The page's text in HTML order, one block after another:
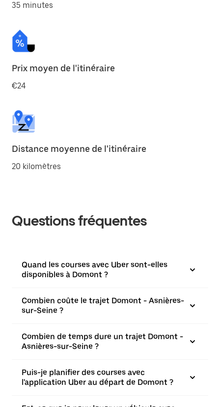
35 minutes
Prix moyen de l'itinéraire
€24
Distance moyenne de l'itinéraire
20 kilomètres
Questions fréquentes
Quand les courses avec Uber sont-elles
disponibles à Domont ?
Combien coûte le trajet Domont - Asnières-
sur-Seine ?
Combien de temps dure un trajet Domont -
Asnières-sur-Seine ?
Puis-je planifier des courses avec
l'application Uber au départ de Domont ?